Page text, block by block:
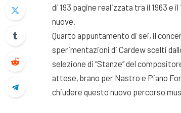
di 193 pagine realizzata tra il 1963 e
nuove.
Quarto appuntamento di sei, il
sperimentazioni di Cardew scelti
selezione di “Stanze” del
attese, brano per Nastro e Piano
chiudere questo nuovo percorso